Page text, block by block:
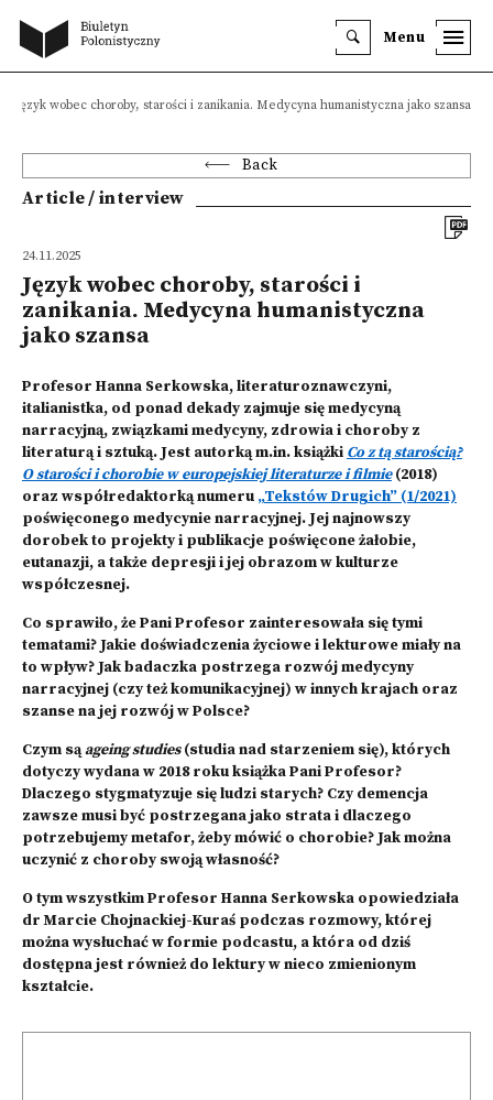
Menu
Język wobec choroby, starości i zanikania. Medycyna humanistyczna jako szansa
Back
Article / interview
24.11.2025
Język wobec choroby, starości i
zanikania. Medycyna humanistyczna
jako szansa
Profesor Hanna Serkowska, literaturoznawczyni,
italianistka, od ponad dekady zajmuje się medycyną
narracyjną, związkami medycyny, zdrowia i choroby z
literaturą i sztuką. Jest autorką m.in. książki Co z tą starością?
O starości i chorobie w europejskiej literaturze i filmie(2018)
oraz współredaktorką numeru „Tekstów Drugich” (1/2021)
poświęconego medycynie narracyjnej. Jej najnowszy
dorobek to projekty i publikacje poświęcone żałobie,
eutanazji, a także depresji i jej obrazom w kulturze
współczesnej.
Co sprawiło, że Pani Profesor zainteresowała się tymi
tematami? Jakie doświadczenia życiowe i lekturowe miały na
to wpływ? Jak badaczka postrzega rozwój medycyny
narracyjnej (czy też komunikacyjnej) w innych krajach oraz
szanse na jej rozwój w Polsce?
Czym sąageing studies(studia nad starzeniem się), których
dotyczy wydana w 2018 roku książka Pani Profesor?
Dlaczego stygmatyzuje się ludzi starych? Czy demencja
zawsze musi być postrzegana jako strata i dlaczego
potrzebujemy metafor, żeby mówić o chorobie? Jak można
uczynić z choroby swoją własność?
O tym wszystkim Profesor Hanna Serkowska opowiedziała
dr Marcie Chojnackiej-Kuraś podczas rozmowy, której
można wysłuchać w formie podcastu, a która od dziś
dostępna jest również do lektury w nieco zmienionym
kształcie.